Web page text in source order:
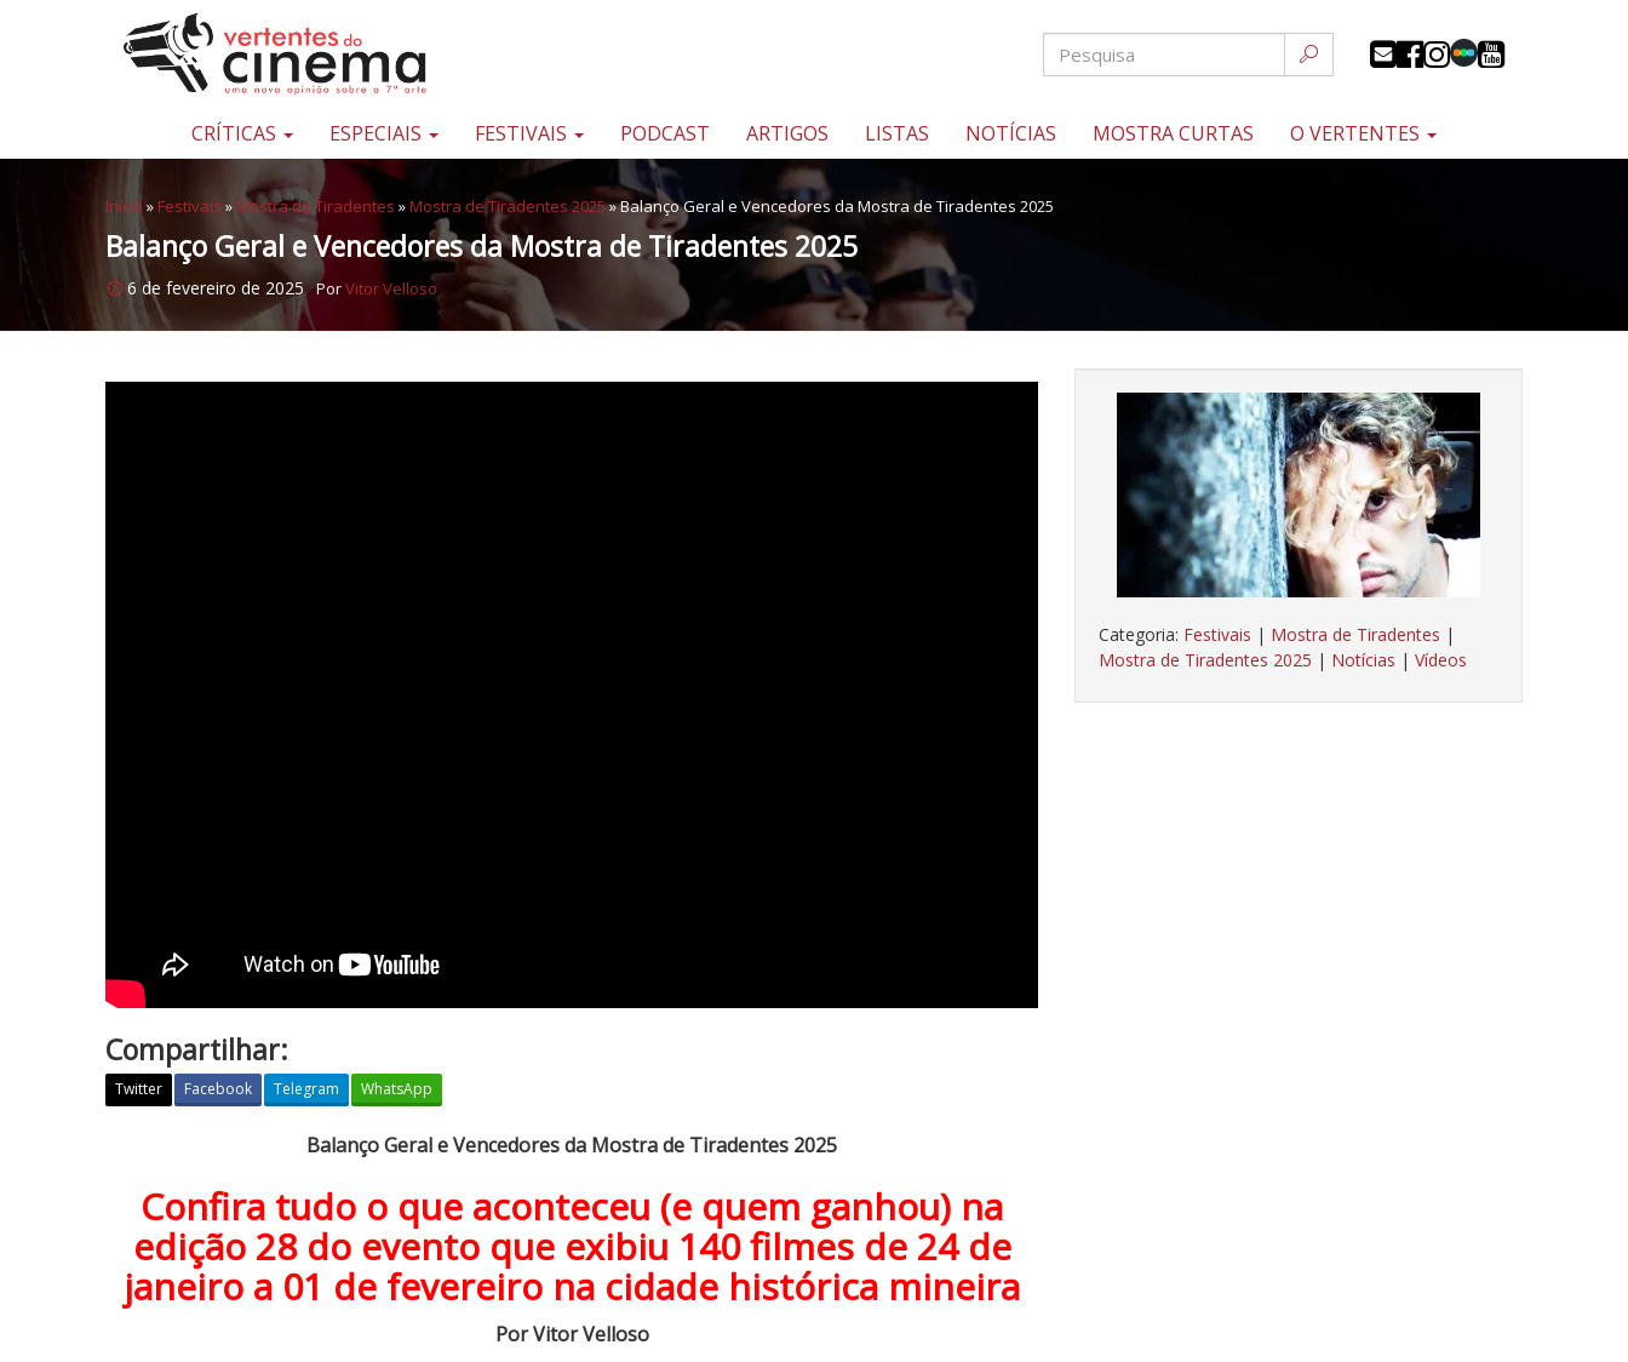
Pular para o conteúdo
Uma
sobre
sétima
arte
CRÍTICAS ESPECIAIS FESTIVAIS PODCAST ARTIGOS LISTAS NOTÍCIAS MOSTRA CURTAS O VERTENTES
Início » Festivais » Mostra de Tiradentes » Mostra de Tiradentes 2025»Balanço Geral e Vencedores da Mostra de Tiradentes 2025
Balanço Geral e Vencedores da Mostra de Tiradentes 2025
6 de fevereiro de 2025 PorVitor Velloso
Categoria: Festivais | Mostra de Tiradentes |
Mostra de Tiradentes 2025 | Notícias | Vídeos
Compartilhar:
Twitter Facebook Telegram WhatsApp
Balanço Geral e Vencedores da Mostra de Tiradentes 2025
Confira tudo o que aconteceu (e quem ganhou) na
edição 28 do evento que exibiu 140 filmes de 24 de
janeiro a 01 de fevereiro na cidade histórica mineira
Por Vitor Velloso